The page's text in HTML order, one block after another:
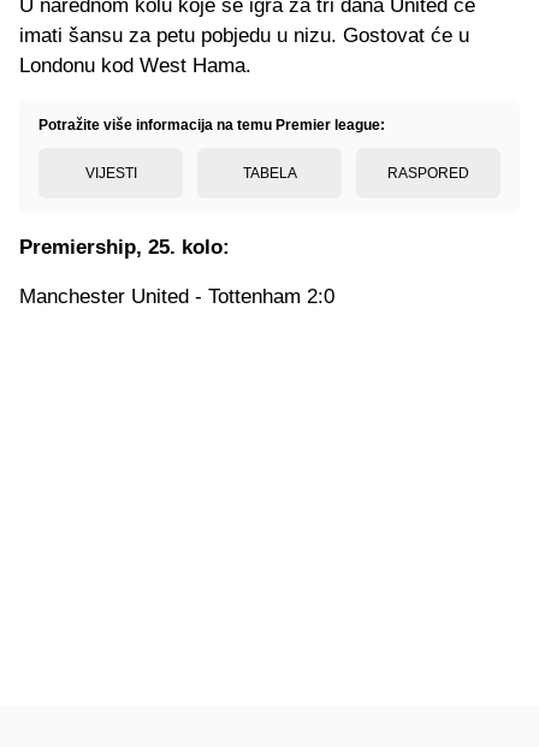
U narednom kolu koje se igra za tri dana United će
imati šansu za petu pobjedu u nizu. Gostovat će u
Londonu kod West Hama.
Potražite više informacija na temu Premier league:
VIJESTI TABELA RASPORED
Premiership, 25. kolo:
Manchester United - Tottenham 2:0